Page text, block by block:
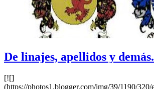
De linajes, apellidos y
[![]
(https://photos1.blogger.com/img/39/1190/320/